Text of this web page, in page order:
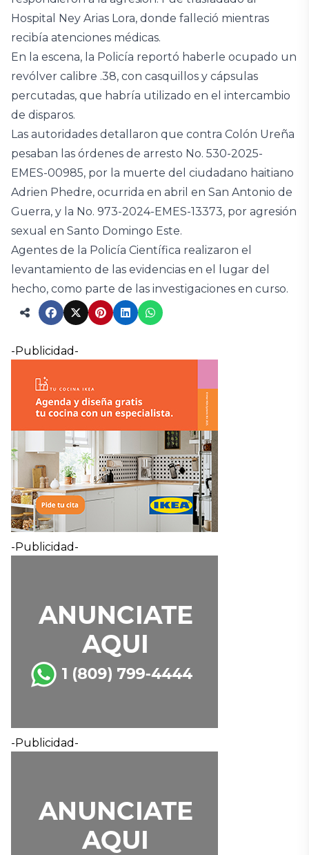
Hospital Ney Arias Lora, donde falleció mientras
recibía atenciones médicas.
En la escena, la Policía reportó haberle ocupado un
revólver calibre .38, con casquillos y cápsulas
percutadas, que habría utilizado en el intercambio
de disparos.
Las autoridades detallaron que contra Colón Ureña
pesaban las órdenes de arresto No. 530-2025-
EMES-00985, por la muerte del ciudadano haitiano
Adrien Phedre, ocurrida en abril en San Antonio de
Guerra, y la No. 973-2024-EMES-13373, por agresión
sexual en Santo Domingo Este.
Agentes de la Policía Científica realizaron el
levantamiento de las evidencias en el lugar del
hecho, como parte de las investigaciones en curso.
-Publicidad-
-Publicidad-
-Publicidad-